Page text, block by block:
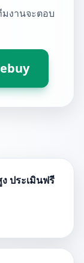
มงานจะตอบ
ประเมินฟรี